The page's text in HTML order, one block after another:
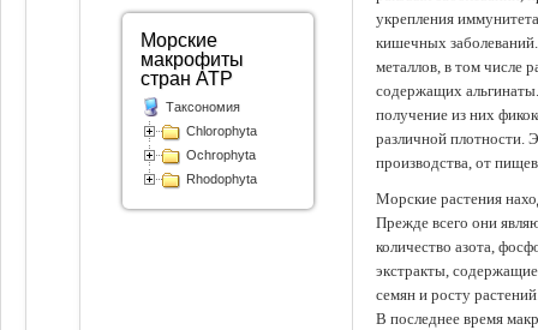
укрепления
кишечных
металлов, в том числе
содержащих
получение из них
различной плотности.
производства, от
Морские растения
Прежде всего они
количество азота,
экстракты,
семян и росту
В последнее время
Морские
макрофиты
стран АТР
Таксономия
Chlorophyta
Ochrophyta
Rhodophyta